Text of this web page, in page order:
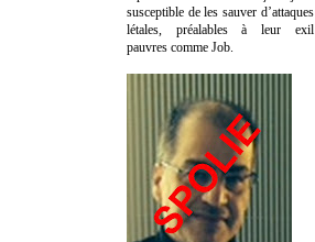
susceptible de les sauver d’attaques
létales, préalables à leur exil
pauvres comme Job.